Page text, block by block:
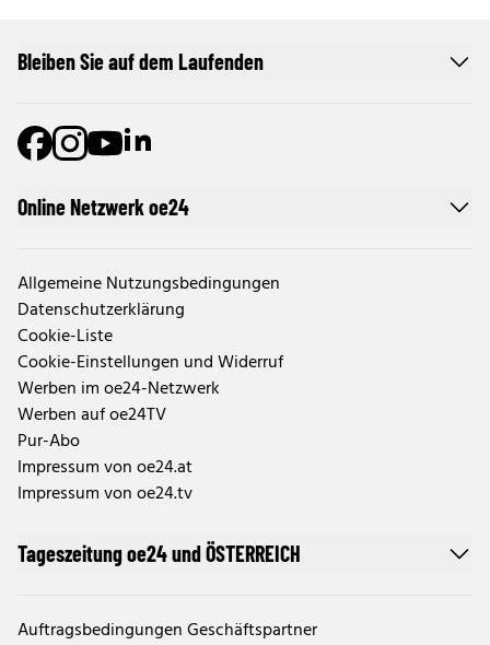
Online Netzwerk oe24
Allgemeine Nutzungsbedingungen
Datenschutzerklärung
Cookie-Liste
Cookie-Einstellungen und Widerruf
Werben im oe24-Netzwerk
Werben auf oe24TV
Pur-Abo
Impressum von oe24.at
Impressum von oe24.tv
Tageszeitung oe24 und ÖSTERREICH
Auftragsbedingungen Geschäftspartner
Bleiben Sie auf dem Laufenden